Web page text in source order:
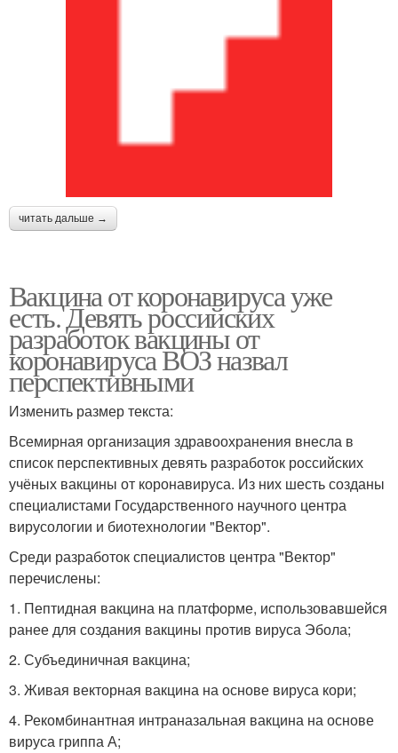
читать дальше →
Вакцина от коронавируса уже
есть. Девять российских
разработок вакцины от
коронавируса ВОЗ назвал
перспективными
Изменить размер текста:
Всемирная организация здравоохранения внесла в
список перспективных девять разработок российских
учёных вакцины от коронавируса. Из них шесть созданы
специалистами Государственного научного центра
вирусологии и биотехнологии "Вектор".
Среди разработок специалистов центра "Вектор"
перечислены:
1. Пептидная вакцина на платформе, использовавшейся
ранее для создания вакцины против вируса Эбола;
2. Субъединичная вакцина;
3. Живая векторная вакцина на основе вируса кори;
4. Рекомбинантная интраназальная вакцина на основе
вируса гриппа А;